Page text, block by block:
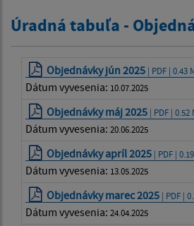
Úradná tabuľa -
Objednávky jún 2025 | PDF | 0.43
Dátum vyvesenia: 10.07.2025
Objednávky máj 2025 | PDF | 0.52
Dátum vyvesenia: 20.06.2025
Objednávky apríl 2025 | PDF |
Dátum vyvesenia: 13.05.2025
Objednávky marec 2025 | PDF |
Dátum vyvesenia: 24.04.2025